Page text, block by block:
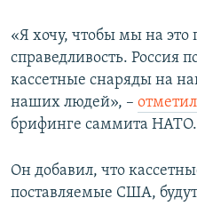
«Я хочу, чтобы мы на это
справедливость. Россия
кассетные снаряды на
наших людей», –
брифинге саммита НАТО.
Он добавил, что
поставляемые США, будут